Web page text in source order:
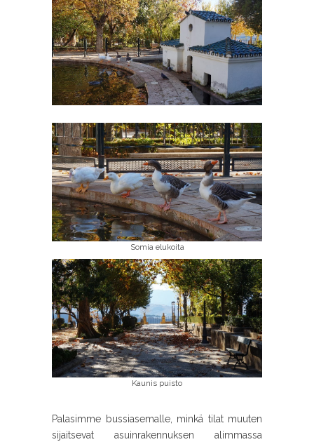
Somia elukoita
Kaunis puisto
Palasimme bussiasemalle, minkä tilat muuten
sijaitsevat asuinrakennuksen alimmassa